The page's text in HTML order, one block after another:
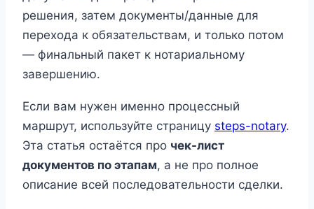
решения, затем документы/данные для
перехода к обязательствам, и только потом
— финальный пакет к нотариальному
завершению.
Если вам нужен именно процессный
маршрут, используйте страницу steps-notary.
Эта статья остаётся про чек-лист
документов по этапам, а не про полное
описание всей последовательности сделки.